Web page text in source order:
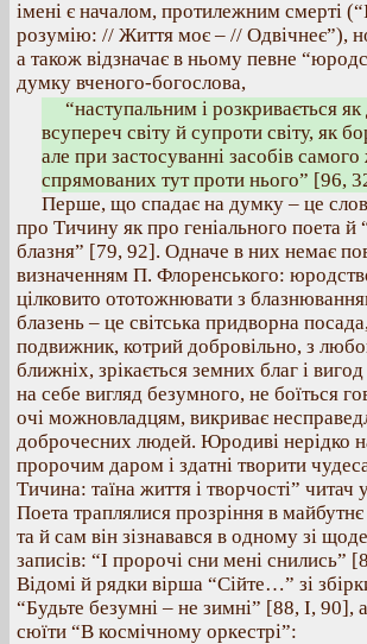
імені є началом, протилежним смерті
розумію: // Життя моє – // Одвічнеє”),
а також відзначає в ньому певне
думку вченого-богослова,
“наступальним і розкривається як
всупереч світу й супроти світу, як
але при застосуванні засобів самого
спрямованих тут проти нього” [96,
Перше, що спадає на думку – це
про Тичину як про геніального поета й
блазня” [79, 92]. Одначе в них немає
визначенням П. Флоренського:
цілковито ототожнювати з
блазень – це світська придворна
подвижник, котрий добровільно, з
ближніх, зрікається земних благ і
на себе вигляд безумного, не боїться
очі можновладцям, викриває
доброчесних людей. Юродиві нерідко
пророчим даром і здатні творити
Тичина: таїна життя і творчості”
Поета траплялися прозріння в
та й сам він зізнавався в одному зі
записів: “І пророчі сни мені снились”
Відомі й рядки вірша “Сійте…” зі
“Будьте безумні – не зимні” [88, І, 90],
сюїти “В космічному оркестрі”: